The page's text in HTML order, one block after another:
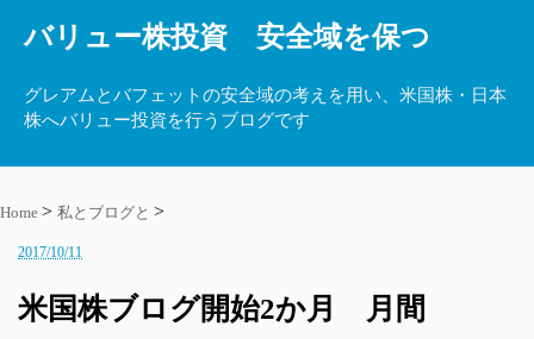
バリュー株投資 安全域を保つ
グレアムとバフェットの安全域の考えを用い、米国株・日本
株へバリュー投資を行うブログです
Home 私とブログと
2017/10/11
米国株ブログ開始2か月 月間